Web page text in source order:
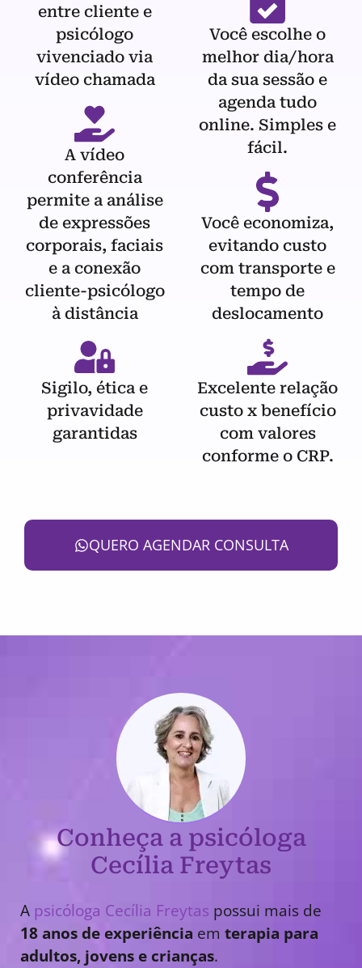
entre cliente e
psicólogo
vivenciado via
vídeo chamada
A vídeo
conferência
permite a análise
de expressões
corporais, faciais
e a conexão
cliente-psicólogo
à distância
Sigilo, ética e
privavidade
garantidas
Você escolhe o
melhor dia/hora
da sua sessão e
agenda tudo
online. Simples e
fácil.
Você economiza,
evitando custo
com transporte e
tempo de
deslocamento
Excelente relação
custo x benefício
com valores
conforme o CRP.
QUERO AGENDAR CONSULTA
Conheça a psicóloga
Cecília Freytas
A psicóloga Cecília Freytas possui mais de
18 anos de experiência em terapia para
adultos, jovens e crianças.